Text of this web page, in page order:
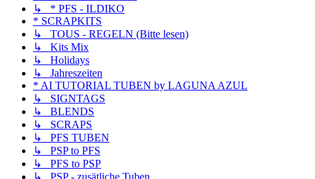
↳ * PFS - ILDIKO
* SCRAPKITS
↳ TOUS - REGELN (Bitte lesen)
↳ Kits Mix
↳ Holidays
↳ Jahreszeiten
* AI TUTORIAL TUBEN by LAGUNA AZUL
↳ SIGNTAGS
↳ BLENDS
↳ SCRAPS
↳ PFS TUBEN
↳ PSP to PFS
↳ PFS to PSP
↳ PSP - zusätliche Tuben